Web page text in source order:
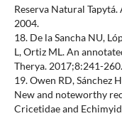
Reserva Natural
2004.
18. De la Sancha NU,
L, Ortiz ML. An
Therya. 2017;8:241-260.
19. Owen RD, Sánchez
New and noteworthy
Cricetidae and